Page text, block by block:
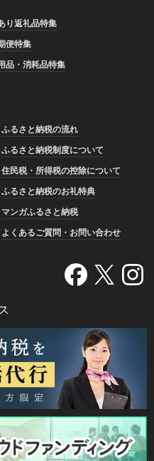
り返礼品特集
便特集
品・消耗品特集
ふるさと納税の流れ
ふるさと納税制度について
住民税・所得税の控除について
ふるさと納税のお礼特典
マンガふるさと納税
よくあるご質問・お問い合わせ